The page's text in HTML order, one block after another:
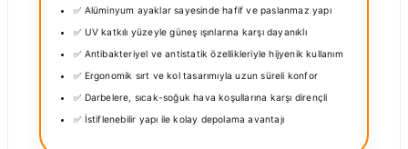
✅ Alüminyum ayaklar sayesinde hafif ve paslanmaz yapı
✅ UV katkılı yüzeyle güneş ışınlarına karşı dayanıklı
✅ Antibakteriyel ve antistatik özellikleriyle hijyenik kullanım
✅ Ergonomik sırt ve kol tasarımıyla uzun süreli konfor
✅ Darbelere, sıcak-soğuk hava koşullarına karşı dirençli
✅ İstiflenebilir yapı ile kolay depolama avantajı